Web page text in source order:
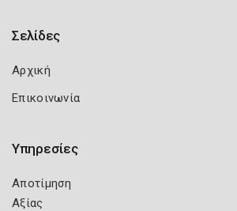
Σελίδες
Αρχική
Επικοινωνία
Υπηρεσίες
Αποτίμηση
Αξίας